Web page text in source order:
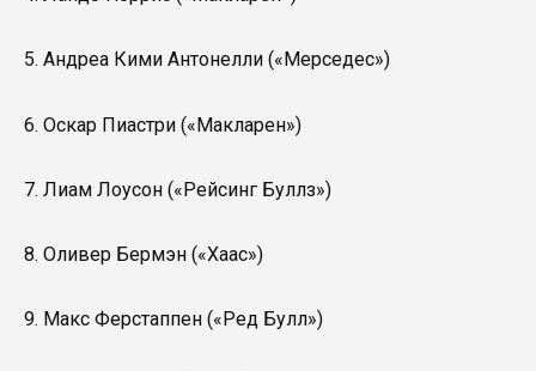
5. Андреа Кими Антонелли («Мерседес»)
6. Оскар Пиастри («Макларен»)
7. Лиам Лоусон («Рейсинг Буллз»)
8. Оливер Бермэн («Хаас»)
9. Макс Ферстаппен («Ред Булл»)